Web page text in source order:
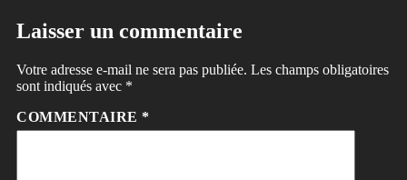
Laisser un commentaire
Votre adresse e-mail ne sera pas publiée. Les champs obligatoires
sont indiqués avec *
COMMENTAIRE *